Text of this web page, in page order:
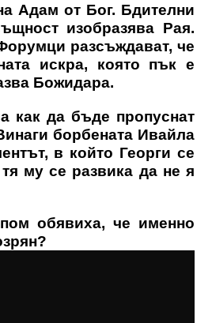
Адам от Бог. Бдителни
изобразява Рая.
разсъждават, че
искра, която пък е
Божидара.
как да бъде пропуснат
борбената Ивайла
в който Георги се
му се развика да не я
обявиха, че именно